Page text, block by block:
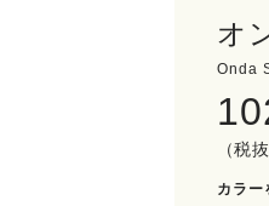
オ
Onda
（税
カラー